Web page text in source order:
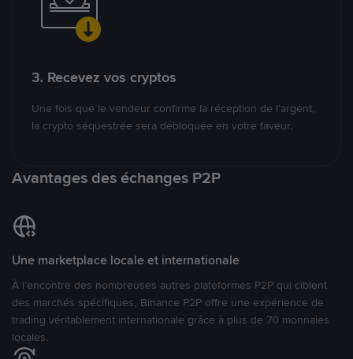
3. Recevez vos cryptos
Une fois que le vendeur confirme la réception de l’argent,
la crypto séquestrée sera débloquée en votre faveur.
Avantages des échanges P2P
Une marketplace locale et internationale
À l’encontre des nombreuses autres plateformes P2P qui ciblent
des marchés spécifiques, Binance P2P offre une expérience de
trading véritablement internationale grâce à plus de 70 monnaies
locales.